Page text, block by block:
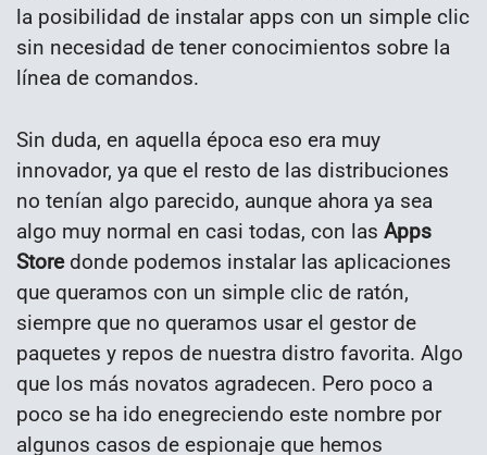
la posibilidad de instalar apps con un simple clic
sin necesidad de tener conocimientos sobre la
línea de comandos.
Sin duda, en aquella época eso era muy
innovador, ya que el resto de las distribuciones
no tenían algo parecido, aunque ahora ya sea
algo muy normal en casi todas, con las Apps
Storedonde podemos instalar las aplicaciones
que queramos con un simple clic de ratón,
siempre que no queramos usar el gestor de
paquetes y repos de nuestra distro favorita. Algo
que los más novatos agradecen. Pero poco a
poco se ha ido enegreciendo este nombre por
algunos casos de espionaje que hemos